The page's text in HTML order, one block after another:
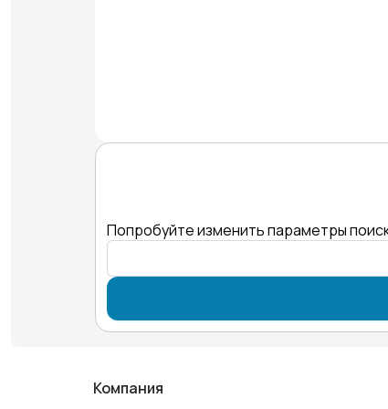
Попробуйте изменить параметры
Компания